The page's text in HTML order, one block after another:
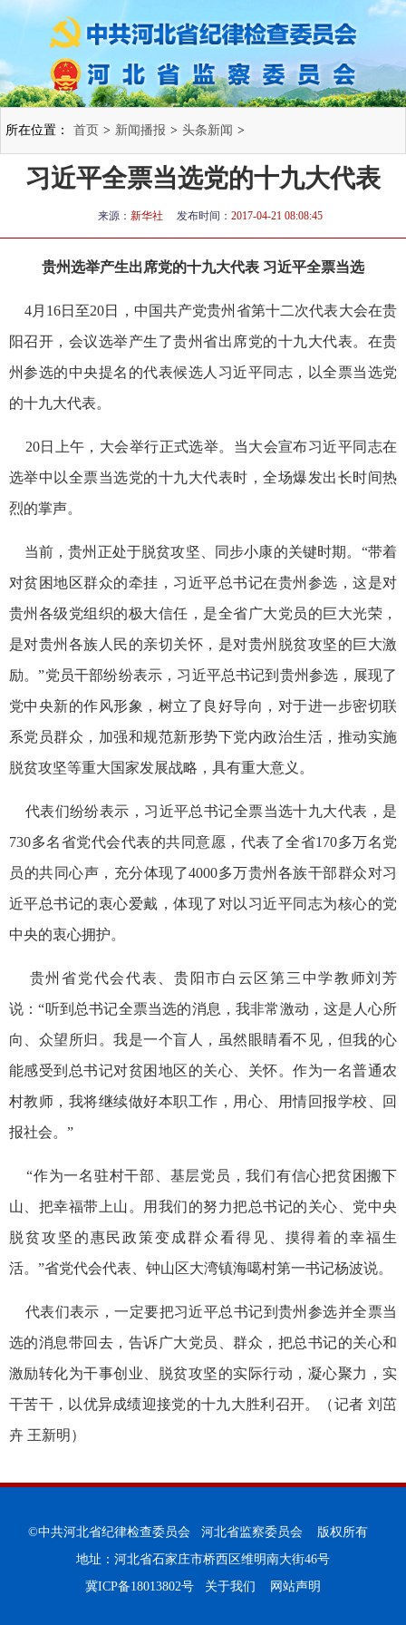
所在位置： 首页 > 新闻播报 > 头条新闻 >
习近平全票当选党的十九大代表
来源： 新华社 发布时间： 2017-04-21 08:08:45
贵州选举产生出席党的十九大代表 习近平全票当选
4月16日至20日，中国共产党贵州省第十二次代表大会在贵
阳召开，会议选举产生了贵州省出席党的十九大代表。在贵
州参选的中央提名的代表候选人习近平同志，以全票当选党
的十九大代表。
20日上午，大会举行正式选举。当大会宣布习近平同志在
选举中以全票当选党的十九大代表时，全场爆发出长时间热
烈的掌声。
当前，贵州正处于脱贫攻坚、同步小康的关键时期。“带着
对贫困地区群众的牵挂，习近平总书记在贵州参选，这是对
贵州各级党组织的极大信任，是全省广大党员的巨大光荣，
是对贵州各族人民的亲切关怀，是对贵州脱贫攻坚的巨大激
励。”党员干部纷纷表示，习近平总书记到贵州参选，展现了
党中央新的作风形象，树立了良好导向，对于进一步密切联
系党员群众，加强和规范新形势下党内政治生活，推动实施
脱贫攻坚等重大国家发展战略，具有重大意义。
代表们纷纷表示，习近平总书记全票当选十九大代表，是
730多名省党代会代表的共同意愿，代表了全省170多万名党
员的共同心声，充分体现了4000多万贵州各族干部群众对习
近平总书记的衷心爱戴，体现了对以习近平同志为核心的党
中央的衷心拥护。
贵州省党代会代表、贵阳市白云区第三中学教师刘芳
说：“听到总书记全票当选的消息，我非常激动，这是人心所
向、众望所归。我是一个盲人，虽然眼睛看不见，但我的心
能感受到总书记对贫困地区的关心、关怀。作为一名普通农
村教师，我将继续做好本职工作，用心、用情回报学校、回
报社会。”
“作为一名驻村干部、基层党员，我们有信心把贫困搬下
山、把幸福带上山。用我们的努力把总书记的关心、党中央
脱贫攻坚的惠民政策变成群众看得见、摸得着的幸福生
活。”省党代会代表、钟山区大湾镇海噶村第一书记杨波说。
代表们表示，一定要把习近平总书记到贵州参选并全票当
选的消息带回去，告诉广大党员、群众，把总书记的关心和
激励转化为干事创业、脱贫攻坚的实际行动，凝心聚力，实
干苦干，以优异成绩迎接党的十九大胜利召开。（记者 刘茁
卉 王新明）
©中共河北省纪律检查委员会 河北省监察委员会 版权所有
地址：河北省石家庄市桥西区维明南大街46号
冀ICP备18013802号
关于我们 网站声明